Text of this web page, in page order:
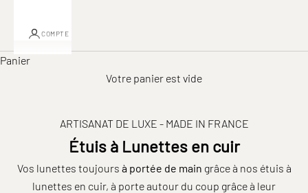
COMPTE
Panier
Votre panier est vide
ARTISANAT DE LUXE - MADE IN FRANCE
Étuis à Lunettes en cuir
Vos lunettes toujours à portée de main grâce à nos étuis à
lunettes en cuir, à porte autour du coup grâce à leur